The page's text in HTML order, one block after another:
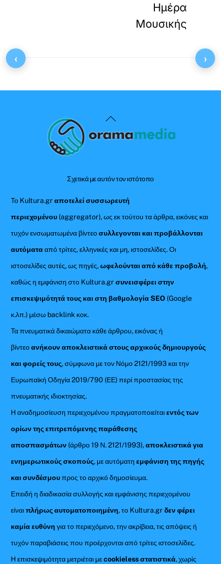
Ημέρα
Μουσικής
Back
To
Σχετικά με αυτόν τον ιστότοπο
Το Kultura.grαποτελεί συσσωρευτή
περιεχομένου (aggregator), ως εκ τούτου τα άρθρα, εικόνες και
τυχόν ενσωματωμένα βίντεοσυλλεγονται και προβάλλονται
αυτόματααπό τρίτες, ελληνικές και μη, ιστοσελίδες. Οι
ιστοσελίδες αυτές, ως πηγές,ωφελούνται από κάθε προβολή,
καθώς η εμφάνιση στο Kultura.gr συνεισφέρει στην
επισκεψιμότητά τους και στη βαθμολογία SEO (Google
κ.λπ.) μέσω backlink κοκ.
Τα πνευματικά δικαιώματα κάθε άρθρου, εικόνας ή
βίντεοανήκουν αποκλειστικά στους αρχικούς δημιουργούς
και φορείς τους, σύμφωνα με τον Νόμο 2121/1993 και την
Ευρωπαϊκή Οδηγία 2019/790 (ΕΕ) περί προστασίας της
πνευματικής ιδιοκτησίας.
Η αναδημοσίευση περιεχομένου πραγματοποιείταιεντός των
ορίων της επιτρεπόμενης παράθεσης
αποσπασμάτων (άρθρο 19 Ν. 2121/1993),αποκλειστικά για
ενημερωτικούς σκοπούς, με αυτόματηεμφάνιση της πηγής
και συνδέσμουπρος το αρχικό δημοσίευμα.
Επειδή η διαδικασία συλλογής και εμφάνισης περιεχομένου
είναιπλήρως αυτοματοποιημένη, το Kultura.grδεν φέρει
καμία ευθύνη για το περιεχόμενο, την ακρίβεια, τις απόψεις ή
τυχόν παραβιάσεις που προέρχονται από τρίτες ιστοσελίδες.
Η επισκεψιμότητα μετριέται μεcookieless στατιστικά, χωρίς
‹ ›